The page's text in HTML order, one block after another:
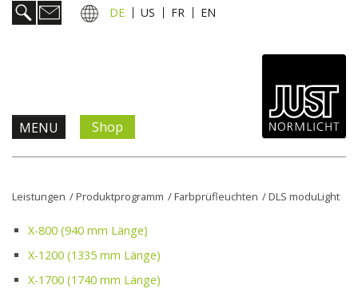
DE US FR EN
MENU
Aktuelles
Shop
Leistungen /Produktprogramm /Farbprüfleuchten /DLS moduLight
X-800 (940 mm Länge)
X-1200 (1335 mm Länge)
X-1700 (1740 mm Länge)